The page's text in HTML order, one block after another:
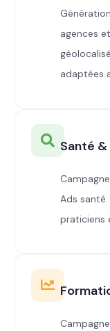
agences
adaptées
Santé
Ads
praticiens